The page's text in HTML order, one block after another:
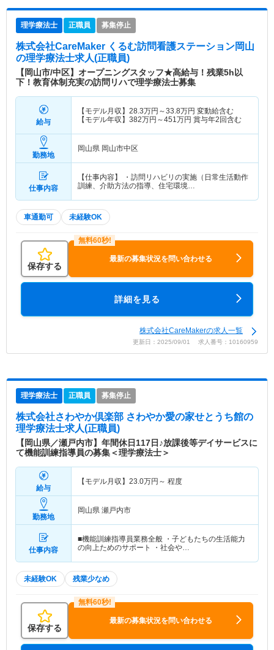
理学療法士 正職員 募集停止
株式会社CareMaker くるむ訪問看護ステーション岡山
の理学療法士求人(正職員)
【岡山市/中区】オープニングスタッフ★高給与！残業5h以
下！教育体制充実の訪問リハで理学療法士募集
給与
【モデル月収】 28.3万円～33.8万円 変動給含む
【モデル年収】 382万円～451万円 賞与年2回含む
勤務地
岡山県 岡山市中区
仕事内容
【仕事内容】 ・訪問リハビリの実施（日常生活動作
訓練、介助方法の指導、住宅環境…
車通勤可 未経験OK
保存する
最新の募集状況を問い合わせる
詳細を見る
株式会社CareMakerの求人一覧
更新日：2025/09/01 求人番号：10160959
理学療法士 正職員 募集停止
株式会社さわやか倶楽部 さわやか愛の家せとうち館の
理学療法士求人(正職員)
【岡山県／瀬戸内市】年間休日117日♪放課後等デイサービスに
て機能訓練指導員の募集＜理学療法士＞
給与
【モデル月収】 23.0万円～ 程度
勤務地
岡山県 瀬戸内市
仕事内容
■機能訓練指導員業務全般 ・子どもたちの生活能力
の向上ためのサポート ・社会や…
未経験OK 残業少なめ
保存する
最新の募集状況を問い合わせる